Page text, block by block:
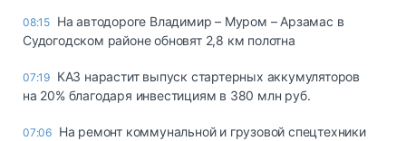
08:15 На автодороге Владимир – Муром – Арзамас в
Судогодском районе обновят 2,8 км полотна
07:19 КАЗ нарастит выпуск стартерных аккумуляторов
на 20% благодаря инвестициям в 380 млн руб.
07:06 На ремонт коммунальной и грузовой спецтехники